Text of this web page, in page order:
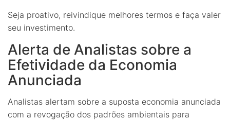
Seja proativo, reivindique melhores termos e faça valer
seu investimento.
Alerta de Analistas sobre a
Efetividade da Economia
Anunciada
Analistas alertam sobre a suposta economia anunciada
com a revogação dos padrões ambientais para